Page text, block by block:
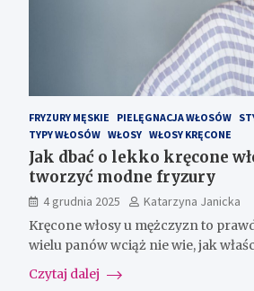
FRYZURY MĘSKIE PIELĘGNACJA WŁOSÓW
TYPY WŁOSÓW WŁOSY WŁOSY KRĘCONE
Jak dbać o lekko kręcone
tworzyć modne fryzury
4 grudnia 2025
Katarzyna Janicka
Kręcone włosy u mężczyzn to
wielu panów wciąż nie wie, jak
Czytaj dalej